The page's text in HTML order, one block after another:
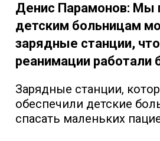
Денис Парамонов: Мы
детским больницам
зарядные станции,
реанимации работали
Зарядные станции,
обеспечили детские
спасать маленьких